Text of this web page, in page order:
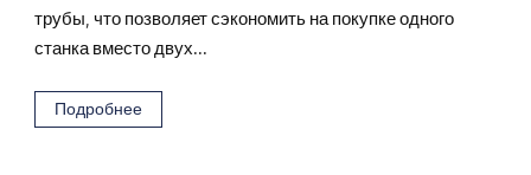
трубы, что позволяет сэкономить на покупке одного
станка вместо двух...
Подробнее